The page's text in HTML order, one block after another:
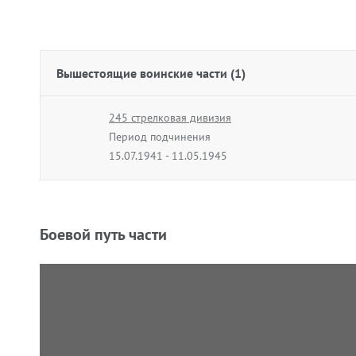
Вышестоящие воинские части (1)
245 стрелковая дивизия
Период подчинения
15.07.1941 - 11.05.1945
Боевой путь части